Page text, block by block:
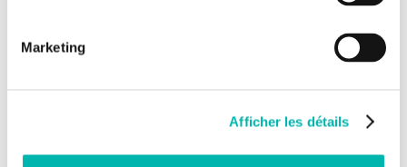
Marketing
Afficher les détails